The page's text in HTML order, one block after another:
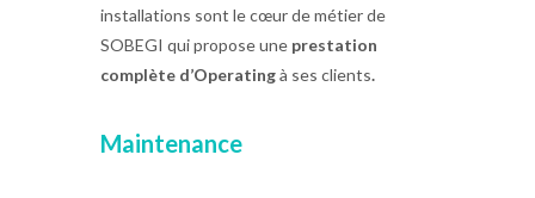
installations sont le cœur de métier de
SOBEGI qui propose une prestation
complète d’Operatingà ses clients.
Maintenance